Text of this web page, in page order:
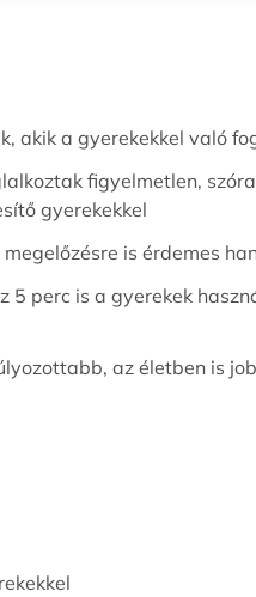
akik a gyerekekkel való
figyelmetlen,
gyerekekkel
is érdemes
5 perc is a gyerekek
az életben is